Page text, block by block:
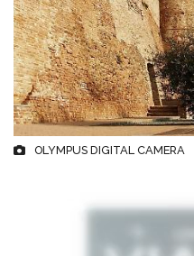
OLYMPUS DIGITAL CAMERA